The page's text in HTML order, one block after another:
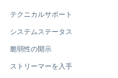
テクニカルサポート
システムステータス
脆弱性の開示
ストリーマーを入手